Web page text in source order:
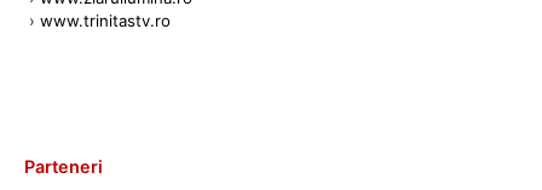
› www.trinitastv.ro
Parteneri